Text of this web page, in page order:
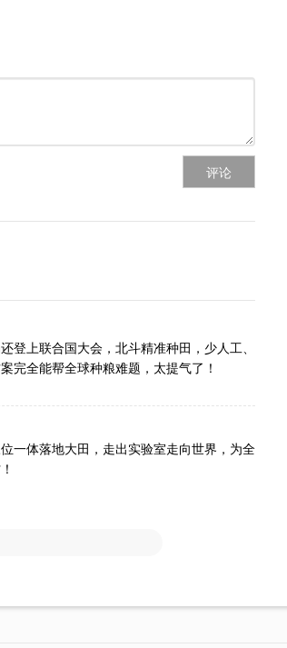
评论
登上联合国大会，北斗精准种田，少人工、
完全能帮全球种粮难题，太提气了！
一体落地大田，走出实验室走向世界，为全